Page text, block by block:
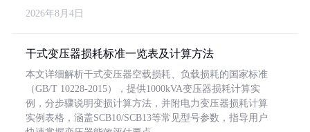
2026年8月4日
干式变压器损耗标准一览表及计算方法
本文详细解析干式变压器空载损耗、负载损耗的国家标准
（GB/T 10228-2015），提供1000kVA变压器损耗计算实
例，分步骤说明变损计算方法，并附电力变压器损耗计算
实例表格，涵盖SCB10/SCB13等常见型号参数，指导用户